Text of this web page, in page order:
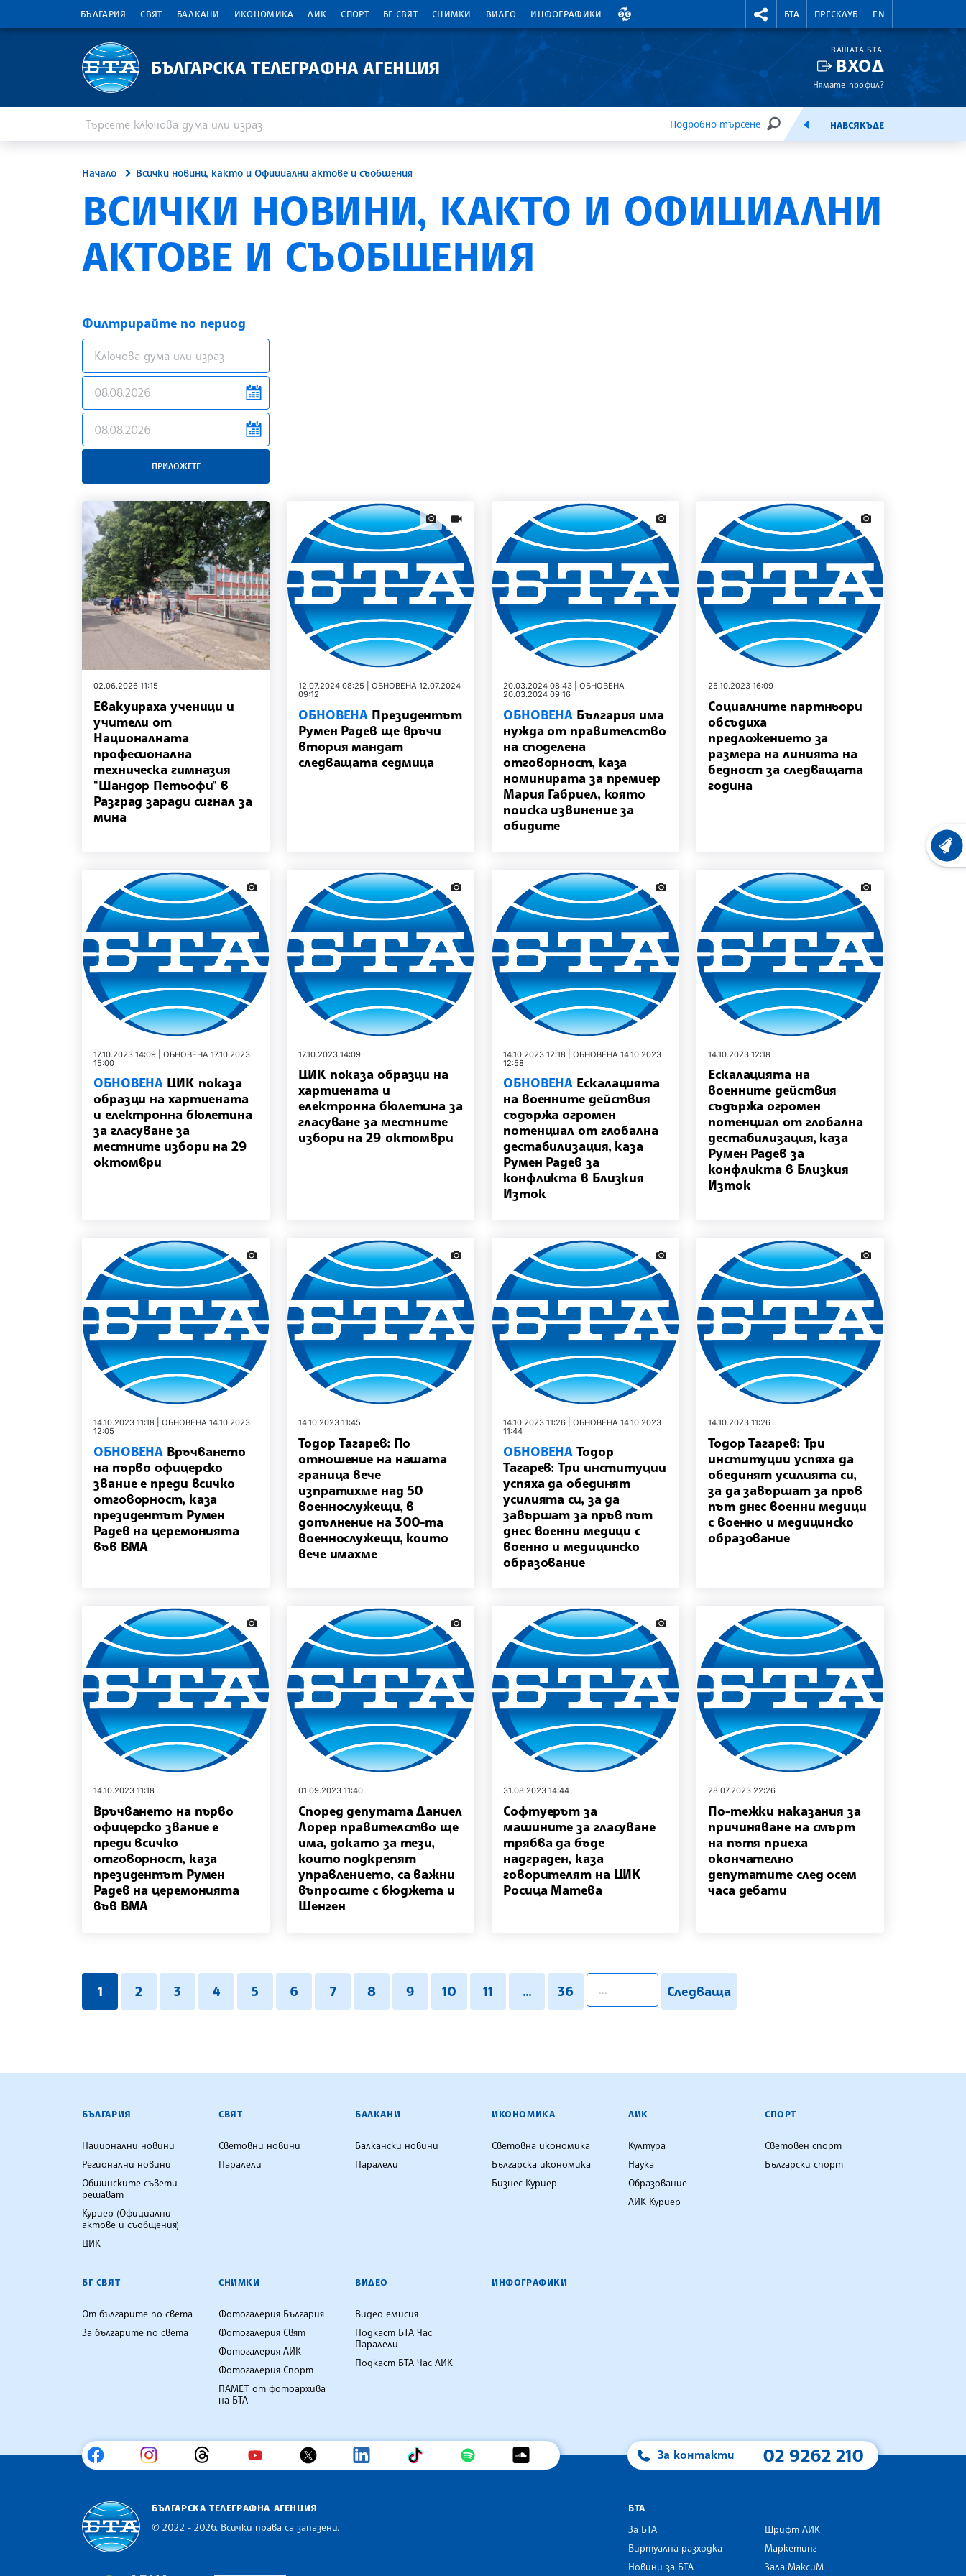
БЪЛГАРИЯ СВЯТ БАЛКАНИ ИКОНОМИКА ЛИК СПОРТ БГ СВЯТ СНИМКИ ВИДЕО ИНФОГРАФИКИ
ВАЛУТНИ КУРСОВЕ RIGHTMENU.SOCIAL
БТА ПРЕСКЛУБ EN
БЪЛГАРСКА ТЕЛЕГРАФНА АГЕНЦИЯ
ВАШАТА БТА
ВХОД
Нямате профил?
Подробно търсене
ТЪРСЕНЕЕМИСИЯНАВСЯКЪДЕ
Начало Всички новини, както и Официални актове и съобщения
ВСИЧКИ НОВИНИ, КАКТО И ОФИЦИАЛНИ
АКТОВЕ И СЪОБЩЕНИЯ
Филтрирайте по период
news.filter.from
news.filter.to
ПРИЛОЖЕТЕ
02.06.2026 11:15
Евакуираха ученици и
учители от
Националната
професионална
техническа гимназия
"Шандор Петьофи" в
Разград заради сигнал за
мина
news.imagesnews.videos
12.07.2024 08:25 | ОБНОВЕНА 12.07.2024
09:12
ОБНОВЕНА Президентът
Румен Радев ще връчи
втория мандат
следващата седмица
news.images
20.03.2024 08:43 | ОБНОВЕНА
20.03.2024 09:16
ОБНОВЕНА България има
нужда от правителство
на споделена
отговорност, каза
номинирата за премиер
Мария Габриел, която
поиска извинение за
обидите
news.images
25.10.2023 16:09
Социалните партньори
обсъдиха
предложението за
размера на линията на
бедност за следващата
година
news.images
17.10.2023 14:09 | ОБНОВЕНА 17.10.2023
15:00
ОБНОВЕНА ЦИК показа
образци на хартиената
и електронна бюлетина
за гласуване за
местните избори на 29
октомври
news.images
17.10.2023 14:09
ЦИК показа образци на
хартиената и
електронна бюлетина за
гласуване за местните
избори на 29 октомври
news.images
14.10.2023 12:18 | ОБНОВЕНА 14.10.2023
12:58
ОБНОВЕНА Ескалацията
на военните действия
съдържа огромен
потенциал от глобална
дестабилизация, каза
Румен Радев за
конфликта в Близкия
Изток
news.images
14.10.2023 12:18
Ескалацията на
военните действия
съдържа огромен
потенциал от глобална
дестабилизация, каза
Румен Радев за
конфликта в Близкия
Изток
news.images
14.10.2023 11:18 | ОБНОВЕНА 14.10.2023
12:05
ОБНОВЕНА Връчването
на първо офицерско
звание е преди всичко
отговорност, каза
президентът Румен
Радев на церемонията
във ВМА
news.images
14.10.2023 11:45
Тодор Тагарев: По
отношение на нашата
граница вече
изпратихме над 50
военнослужещи, в
допълнение на 300-та
военнослужещи, които
вече имахме
news.images
14.10.2023 11:26 | ОБНОВЕНА 14.10.2023
11:44
ОБНОВЕНА Тодор
Тагарев: Три институции
успяха да обединят
усилията си, за да
завършат за пръв път
днес военни медици с
военно и медицинско
образование
news.images
14.10.2023 11:26
Тодор Тагарев: Три
институции успяха да
обединят усилията си,
за да завършат за пръв
път днес военни медици
с военно и медицинско
образование
news.images
14.10.2023 11:18
Връчването на първо
офицерско звание е
преди всичко
отговорност, каза
президентът Румен
Радев на церемонията
във ВМА
news.images
01.09.2023 11:40
Според депутата Даниел
Лорер правителство ще
има, докато за тези,
които подкрепят
управлението, са важни
въпросите с бюджета и
Шенген
news.images
31.08.2023 14:44
Софтуерът за
машините за гласуване
трябва да бъде
надграден, каза
говорителят на ЦИК
Росица Матева
28.07.2023 22:26
По-тежки наказания за
причиняване на смърт
на пътя приеха
окончателно
депутатите след осем
часа дебати
1 2 3 4 5 6 7 8 9 10 11 ... 36
pagination.search
Следваща
БЪЛГАРСКА ТЕЛЕГРАФНА АГЕНЦИЯ
БЪЛГАРИЯ
Национални новини
Регионални новини
Общинските съвети
решават
Куриер (Официални
актове и съобщения)
ЦИК
СВЯТ
Световни новини
Паралели
БАЛКАНИ
Балкански новини
Паралели
ИКОНОМИКА
Световна икономика
Българска икономика
Бизнес Куриер
ЛИК
Култура
Наука
Образование
ЛИК Куриер
СПОРТ
Световен спорт
Български спорт
БГ СВЯТ
От българите по света
За българите по света
СНИМКИ
Фотогалерия България
Фотогалерия Свят
Фотогалерия ЛИК
Фотогалерия Спорт
ПАМЕТ от фотоархива
на БТА
ВИДЕО
Видео емисия
Подкаст БТА Час
Паралели
Подкаст БТА Час ЛИК
ИНФОГРАФИКИ
За контакти 02 9262 210
БЪЛГАРСКА ТЕЛЕГРАФНА АГЕНЦИЯ
© 2022 - 2026, Всички права са запазени.
БТА
За БТА
Виртуална разходка
Новини за БТА
Шрифт ЛИК
Маркетинг
Зала МаксиМ